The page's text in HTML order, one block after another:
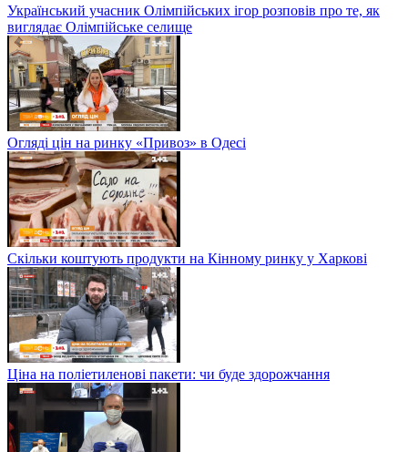
Український учасник Олімпійських ігор розповів про те, як
виглядає Олімпійське селище
Огляді цін на ринку «Привоз» в Одесі
Скільки коштують продукти на Кінному ринку у Харкові
Ціна на поліетиленові пакети: чи буде здорожчання